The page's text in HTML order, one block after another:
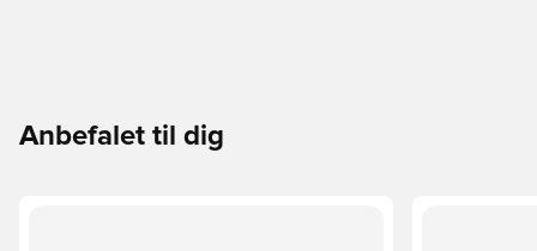
Anbefalet til dig